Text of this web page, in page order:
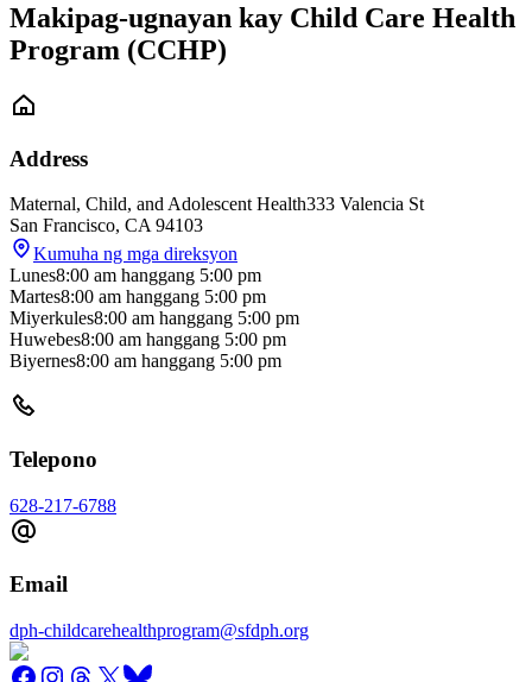
Makipag-ugnayan kay Child Care Health
Program (CCHP)
Address
Maternal, Child, and Adolescent Health333 Valencia St
San Francisco, CA 94103
Kumuha ng mga direksyon
Lunes8:00 am hanggang 5:00 pm
Martes8:00 am hanggang 5:00 pm
Miyerkules8:00 am hanggang 5:00 pm
Huwebes8:00 am hanggang 5:00 pm
Biyernes8:00 am hanggang 5:00 pm
Telepono
628-217-6788
Email
dph-childcarehealthprogram@sfdph.org